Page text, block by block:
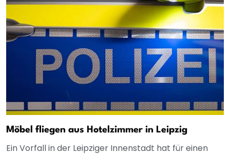
Möbel fliegen aus Hotelzimmer in Leipzig
Ein Vorfall in der Leipziger Innenstadt hat für einen